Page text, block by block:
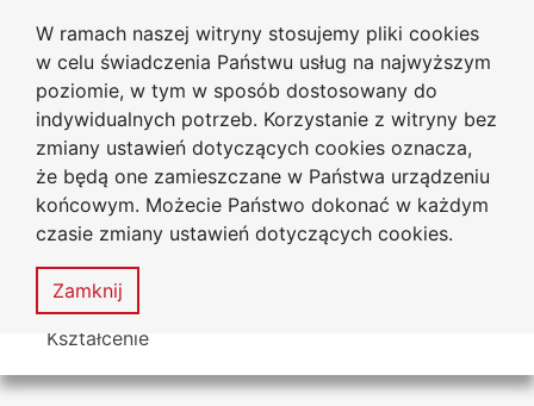
W ramach naszej witryny stosujemy pliki cookies
w celu świadczenia Państwu usług na najwyższym
poziomie, w tym w sposób dostosowany do
indywidualnych potrzeb. Korzystanie z witryny bez
zmiany ustawień dotyczących cookies oznacza,
że będą one zamieszczane w Państwa urządzeniu
końcowym. Możecie Państwo dokonać w każdym
czasie zmiany ustawień dotyczących cookies.
Zamknij
Przejdź do głównego menu
Przejdź do treści
Przejdź do wyszukiwarki
Przejdź do mapy serwisu
Uniwersytet
Jana Długosza w Częstochowie
Mapa
serwisu
MENU
Tutaj jesteś
Kształcenie